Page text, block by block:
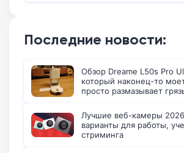
Последние новости:
Обзор Dreame L50s Pro
который наконец-то
просто размазывает
Лучшие веб-камеры
варианты для работы,
стриминга